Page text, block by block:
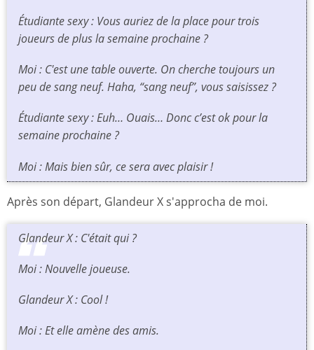
Étudiante sexy : Vous auriez de la place pour trois
joueurs de plus la semaine prochaine ?
Moi : C'est une table ouverte. On cherche toujours un
peu de sang neuf. Haha, “sang neuf”, vous saisissez ?
Étudiante sexy : Euh… Ouais… Donc c’est ok pour la
semaine prochaine ?
Moi : Mais bien sûr, ce sera avec plaisir !
Après son départ, Glandeur X s'approcha de moi.
Glandeur X : C'était qui ?
Moi : Nouvelle joueuse.
Glandeur X : Cool !
Moi : Et elle amène des amis.